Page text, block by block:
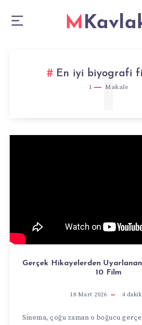
En iyi biyografi
1 Makale
1
Gerçek Hikayelerden
10 Film
18 Mart 2026 4
Sinema, çoğu zaman o boğucu